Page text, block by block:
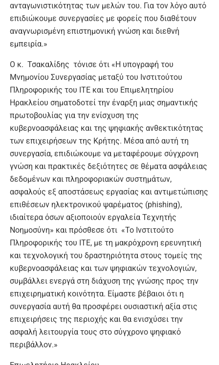
ανταγωνιστικότητας των μελών του. Για τον λόγο αυτό
επιδιώκουμε συνεργασίες με φορείς που διαθέτουν
αναγνωρισμένη επιστημονική γνώση και διεθνή
εμπειρία.»
Ο κ. Τσακαλίδης τόνισε ότι «Η υπογραφή του
Μνημονίου Συνεργασίας μεταξύ του Ινστιτούτου
Πληροφορικής του ΙΤΕ και του Επιμελητηρίου
Ηρακλείου σηματοδοτεί την έναρξη μιας σημαντικής
πρωτοβουλίας για την ενίσχυση της
κυβερνοασφάλειας και της ψηφιακής ανθεκτικότητας
των επιχειρήσεων της Κρήτης. Μέσα από αυτή τη
συνεργασία, επιδιώκουμε να μεταφέρουμε σύγχρονη
γνώση και πρακτικές δεξιότητες σε θέματα ασφάλειας
δεδομένων και πληροφοριακών συστημάτων,
ασφαλούς εξ αποστάσεως εργασίας και αντιμετώπισης
επιθέσεων ηλεκτρονικού ψαρέματος (phishing),
ιδιαίτερα όσων αξιοποιούν εργαλεία Τεχνητής
Νοημοσύνη» και πρόσθεσε ότι «Το Ινστιτούτο
Πληροφορικής του ΙΤΕ, με τη μακρόχρονη ερευνητική
και τεχνολογική του δραστηριότητα στους τομείς της
κυβερνοασφάλειας και των ψηφιακών τεχνολογιών,
συμβάλλει ενεργά στη διάχυση της γνώσης προς την
επιχειρηματική κοινότητα. Είμαστε βέβαιοι ότι η
συνεργασία αυτή θα προσφέρει ουσιαστική αξία στις
επιχειρήσεις της περιοχής και θα ενισχύσει την
ασφαλή λειτουργία τους στο σύγχρονο ψηφιακό
περιβάλλον.»